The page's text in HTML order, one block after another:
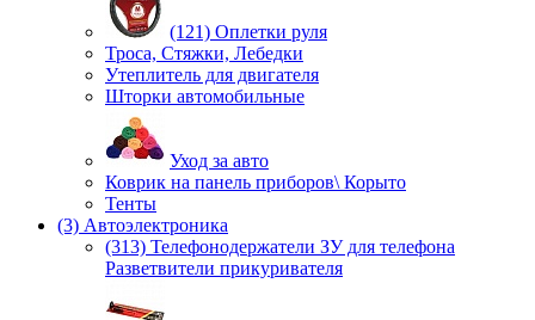
(121) Оплетки руля
Троса, Стяжки, Лебедки
Утеплитель для двигателя
Шторки автомобильные
Уход за авто
Коврик на панель приборов\ Корыто
Тенты
(3) Автоэлектроника
(313) Телефонодержатели ЗУ для телефона
Разветвители прикуривателя